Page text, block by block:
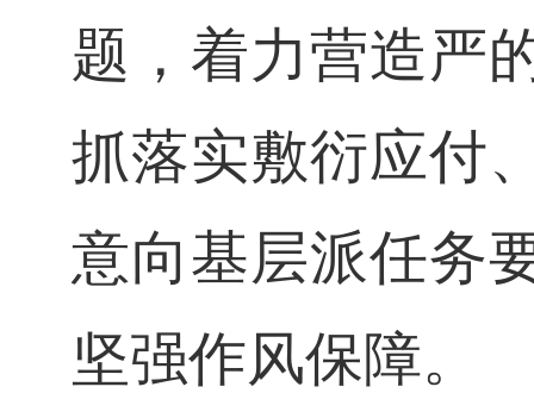
题，着力营造严
抓落实敷衍应付
意向基层派任务
坚强作风保障。